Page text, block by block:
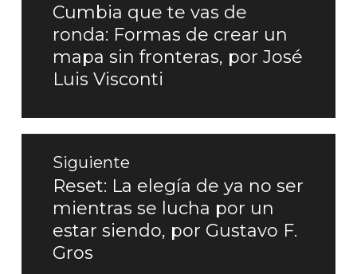
entradas
Entrada
anterior:
Cumbia que te vas de
ronda: Formas de crear un
mapa sin fronteras, por José
Luis Visconti
Siguiente
Entrada
siguiente:
Reset: La elegía de ya no ser
mientras se lucha por un
estar siendo, por Gustavo F.
Gros